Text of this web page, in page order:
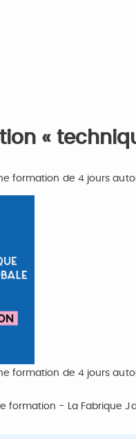
«
formation de 4 jours
formation de 4 jours
- La Fabrique